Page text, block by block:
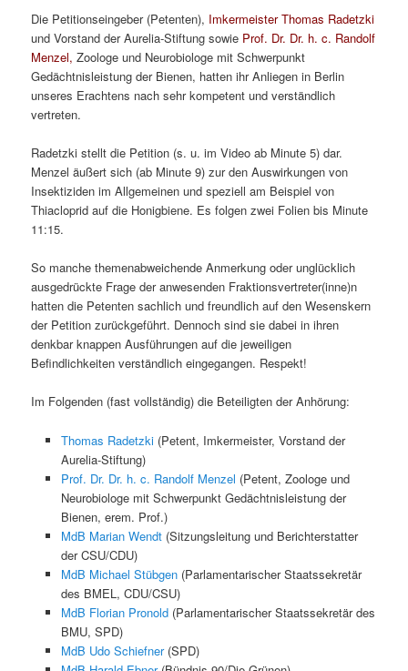
Die Petitionseingeber (Petenten), Imkermeister Thomas Radetzki
und Vorstand der Aurelia-Stiftung sowie Prof. Dr. Dr. h. c. Randolf
Menzel, Zoologe und Neurobiologe mit Schwerpunkt
Gedächtnisleistung der Bienen, hatten ihr Anliegen in Berlin
unseres Erachtens nach sehr kompetent und verständlich
vertreten.
Radetzki stellt die Petition (s. u. im Video ab Minute 5) dar.
Menzel äußert sich (ab Minute 9) zur den Auswirkungen von
Insektiziden im Allgemeinen und speziell am Beispiel von
Thiacloprid auf die Honigbiene. Es folgen zwei Folien bis Minute
11:15.
So manche themenabweichende Anmerkung oder unglücklich
ausgedrückte Frage der anwesenden Fraktionsvertreter(inne)n
hatten die Petenten sachlich und freundlich auf den Wesenskern
der Petition zurückgeführt. Dennoch sind sie dabei in ihren
denkbar knappen Ausführungen auf die jeweiligen
Befindlichkeiten verständlich eingegangen. Respekt!
Im Folgenden (fast vollständig) die Beteiligten der Anhörung:
Thomas Radetzki(Petent, Imkermeister, Vorstand der
Aurelia-Stiftung)
Prof. Dr. Dr. h. c. Randolf Menzel (Petent, Zoologe und
Neurobiologe mit Schwerpunkt Gedächtnisleistung der
Bienen, erem. Prof.)
MdB Marian Wendt(Sitzungsleitung und Berichterstatter
der CSU/CDU)
MdB Michael Stübgen(Parlamentarischer Staatssekretär
des BMEL, CDU/CSU)
MdB Florian Pronold(Parlamentarischer Staatssekretär des
BMU, SPD)
MdB Udo Schiefner(SPD)